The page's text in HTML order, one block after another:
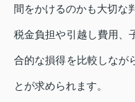
間をかけるのかも大切な
税金負担や引越し費用、
合的な損得を比較しなが
とが求められます。